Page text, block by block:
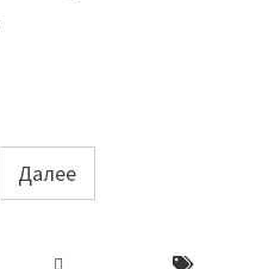
Далее